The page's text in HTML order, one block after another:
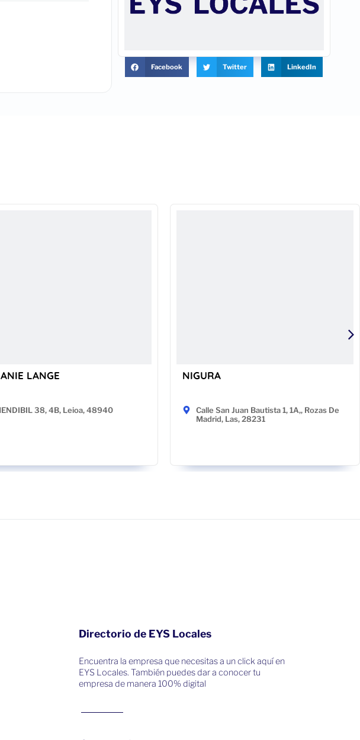
Facebook Twitter LinkedIn
LANGE
38, 4B, Leioa, 48940
NIGURA
Calle San Juan Bautista 1, 1A,, Rozas De
Madrid, Las, 28231
Directorio de EYS Locales
Encuentra la empresa que necesitas a un click aquí en
EYS Locales. También puedes dar a conocer tu
empresa de manera 100% digital